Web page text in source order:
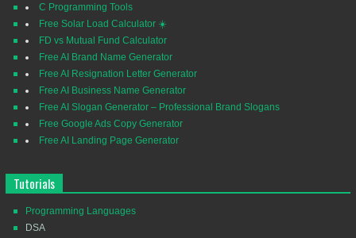
C Programming Tools
Free Solar Load Calculator ☀️
FD vs Mutual Fund Calculator
Free AI Brand Name Generator
Free AI Resignation Letter Generator
Free AI Business Name Generator
Free AI Slogan Generator – Professional Brand Slogans
Free Google Ads Copy Generator
Free AI Landing Page Generator
Tutorials
Programming Languages
DSA